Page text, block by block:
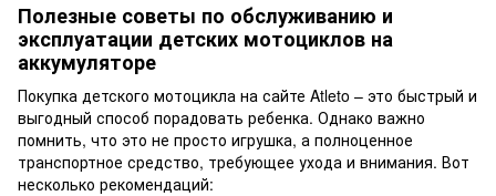
Полезные советы по обслуживанию и
эксплуатации детских мотоциклов на
аккумуляторе
Покупка детского мотоцикла на сайте Atleto – это быстрый и
выгодный способ порадовать ребенка. Однако важно
помнить, что это не просто игрушка, а полноценное
транспортное средство, требующее ухода и внимания. Вот
несколько рекомендаций: